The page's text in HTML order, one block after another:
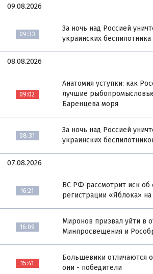
09.08.2026
09:33
За ночь над Россией
украинских беспилотника
08.08.2026
09:02
Анатомия уступки: как
лучшие
Баренцева моря
08:31
За ночь над Россией
украинских
07.08.2026
16:21
ВС РФ рассмотрит иск об
регистрации «Яблока»
16:09
Миронов призвал уйти в
Минпросвещения и
15:41
Большевики отличаются
они - победители